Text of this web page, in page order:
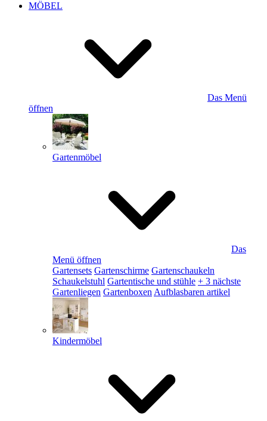
MÖBEL
Das Menü
öffnen
Gartenmöbel
Das
Menü öffnen
Gartensets Gartenschirme Gartenschaukeln
Schaukelstuhl Gartentische und stühle + 3 nächste
Gartenliegen Gartenboxen Aufblasbaren artikel
Kindermöbel